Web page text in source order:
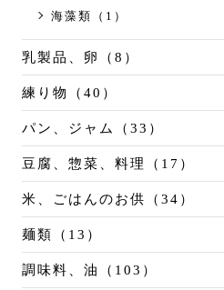
海藻類（1）
乳製品、卵（8）
練り物（40）
パン、ジャム（33）
豆腐、惣菜、料理（17）
米、ごはんのお供（34）
麺類（13）
調味料、油（103）